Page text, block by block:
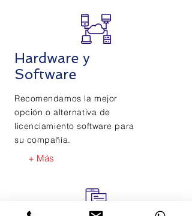
Hardware y
Software
Recomendamos la mejor
opción o alternativa de
licenciamiento software para
su compañía.
+ Más